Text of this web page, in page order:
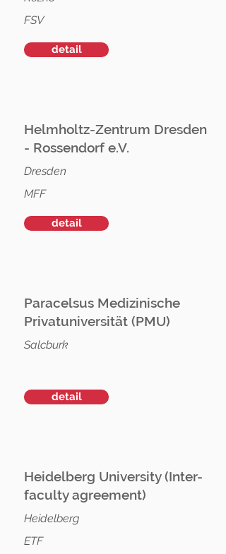
FSV
detail
Helmholtz-Zentrum Dresden
- Rossendorf e.V.
Dresden
MFF
detail
Paracelsus Medizinische
Privatuniversität (PMU)
Salcburk
detail
Heidelberg University (Inter-
faculty agreement)
Heidelberg
ETF